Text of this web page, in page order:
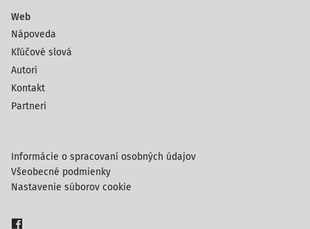
Web
Nápoveda
Kľúčové slová
Autori
Kontakt
Partneri
Informácie o spracovaní osobných údajov
Všeobecné podmienky
Nastavenie súborov cookie